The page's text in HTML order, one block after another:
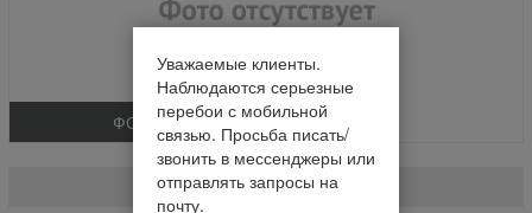
ФОТО
Ремень (PIX) УБ-1800 (шт.)
SPB-1800 PIX
Уважаемые клиенты.
Наблюдаются серьезные
перебои с мобильной
связью. Просьба писать/
звонить в мессенджеры или
отправлять запросы на
почту.